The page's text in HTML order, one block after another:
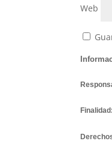
Web
Finalidad: